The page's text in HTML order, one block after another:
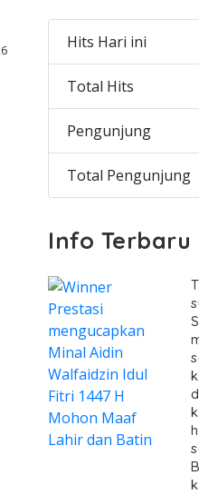
Hits Hari ini
Total Hits
Pengunjung
Total Pengunjung
Info Terbaru